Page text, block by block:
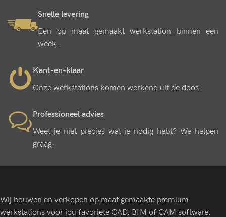
Snelle levering
Een op maat gemaakt werkstation binnen een
week.
Kant-en-klaar
Onze werkstations komen werkend uit de doos.
Professioneel advies
Weet je niet precies wat je nodig hebt? We helpen
graag.
Wij bouwen en verkopen op maat gemaakte premium
werkstations voor jou favoriete CAD, BIM of CAM software.